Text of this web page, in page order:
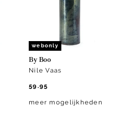
webonly
By Boo
Nile Vaas
59.95
meer mogelijkheden